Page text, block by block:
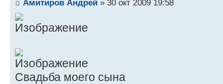
Амитиров Андрей » 30 окт 2009 19:58
Свадьба моего сына